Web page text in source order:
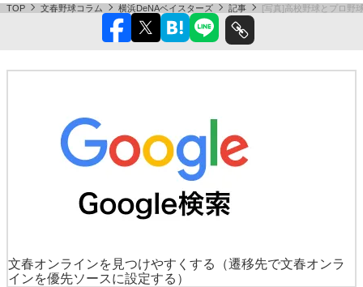
TOP 文春野球コラム 横浜DeNAベイスターズ 記事 [写真]高校野球とプロ野
文春オンラインを見つけやすくする
（遷移先で文春オンラ
インを優先ソースに設定する）